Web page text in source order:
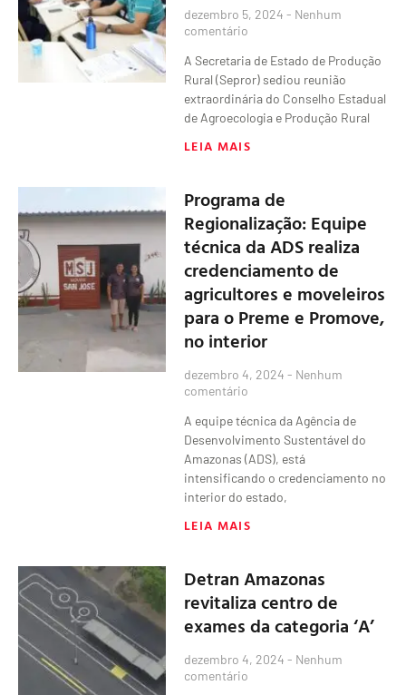
dezembro 5, 2024 Nenhum
comentário
A Secretaria de Estado de Produção
Rural (Sepror) sediou reunião
extraordinária do Conselho Estadual
de Agroecologia e Produção Rural
LEIA MAIS
Programa de
Regionalização: Equipe
técnica da ADS realiza
credenciamento de
agricultores e moveleiros
para o Preme e Promove,
no interior
dezembro 4, 2024 Nenhum
comentário
A equipe técnica da Agência de
Desenvolvimento Sustentável do
Amazonas (ADS), está
intensificando o credenciamento no
interior do estado,
LEIA MAIS
Detran Amazonas
revitaliza centro de
exames da categoria ‘A’
dezembro 4, 2024 Nenhum
comentário